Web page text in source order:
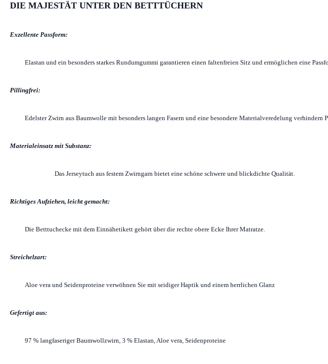
DIE MAJESTÄT UNTER DEN BETTTÜCHERN
Exzellente Passform:
Elastan und ein besonders starkes Rundumgummi garantieren einen faltenfreien Sitz und ermöglichen eine
Pillingfrei:
Edelster Zwirn aus Baumwolle mit besonders langen Fasern und eine besondere Materialveredelung verhindern
Materialeinsatz mit Substanz:
Das Jerseytuch aus festem Zwirngarn bietet eine schöne schwere und blickdichte Qualität.
Richtiges Aufziehen, leicht gemacht:
Die Betttuchecke mit dem Einnähetikett gehört über die rechte obere Ecke Ihrer Matratze.
Streichelzart:
Aloe vera und Seidenproteine verwöhnen Sie mit seidiger Haptik und einem herrlichen Glanz
Gefertigt aus:
97 % langfaseriger Baumwollzwirn, 3 % Elastan, Aloe vera, Seidenproteine